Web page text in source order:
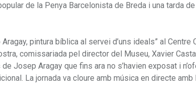
de la Penya Barcelonista de Breda i una tarda
pintura bíblica al servei d’uns ideals” al Centre
comissariada pel director del Museu, Xavier
Josep Aragay que fins ara no s’havien exposat i
La jornada va cloure amb música en directe